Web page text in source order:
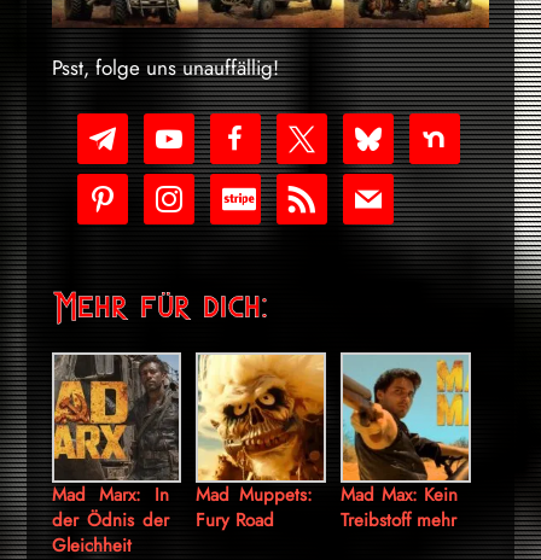
Psst, folge uns unauffällig!
telegram
youtube-
play
facebookx blueskynextdoor
pinterest instagram
cc-
stripe
rss mail
Mehr für dich:
Mad Marx: In
der Ödnis der
Gleichheit
Mad Muppets:
Fury Road
Mad Max: Kein
Treibstoff mehr